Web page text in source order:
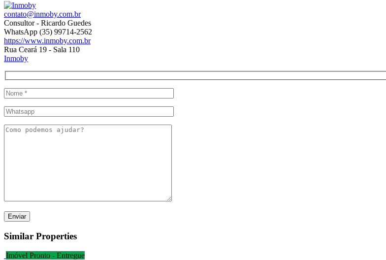
contato@inmoby.com.br
Consultor - Ricardo Guedes
WhatsApp (35) 99714-2562
https://www.inmoby.com.br
Rua Ceará 19 - Sala 110
Inmoby
Similar Properties
Imóvel Pronto - Entregue